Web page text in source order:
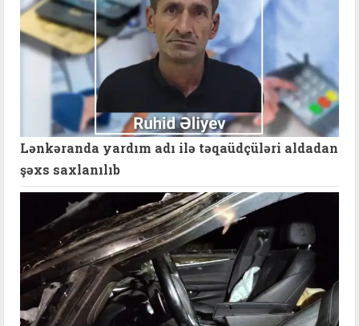
Lənkəranda yardım adı ilə təqaüdçüləri aldadan
şəxs saxlanılıb